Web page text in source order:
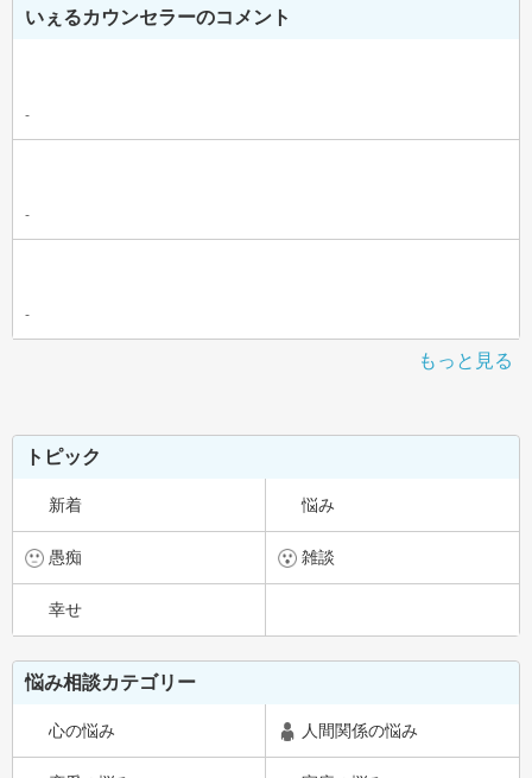
いぇるカウンセラーのコメント
-
-
-
もっと見る
トピック
新着 悩み
愚痴 雑談
幸せ
悩み相談カテゴリー
心の悩み 人間関係の悩み